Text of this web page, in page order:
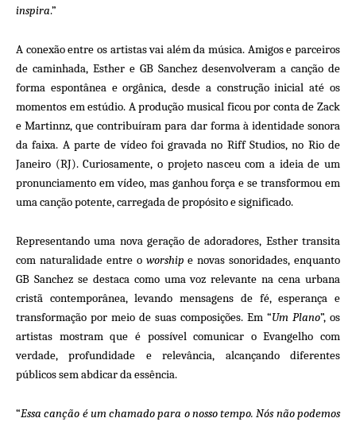
inspira.”
A conexão entre os artistas vai além da música. Amigos e parceiros
de caminhada, Esther e GB Sanchez desenvolveram a canção de
forma espontânea e orgânica, desde a construção inicial até os
momentos em estúdio. A produção musical ficou por conta de Zack
e Martinnz, que contribuíram para dar forma à identidade sonora
da faixa. A parte de vídeo foi gravada no Riff Studios, no Rio de
Janeiro (RJ). Curiosamente, o projeto nasceu com a ideia de um
pronunciamento em vídeo, mas ganhou força e se transformou em
uma canção potente, carregada de propósito e significado.
Representando uma nova geração de adoradores, Esther transita
com naturalidade entre o worship e novas sonoridades, enquanto
GB Sanchez se destaca como uma voz relevante na cena urbana
cristã contemporânea, levando mensagens de fé, esperança e
transformação por meio de suas composições. Em “Um Plano”, os
artistas mostram que é possível comunicar o Evangelho com
verdade, profundidade e relevância, alcançando diferentes
públicos sem abdicar da essência.
“Essa canção é um chamado para o nosso tempo. Nós não podemos